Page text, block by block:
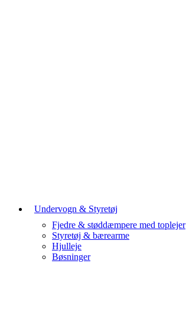
Undervogn & Styretøj
Fjedre & støddæmpere med toplejer
Styretøj & bærearme
Hjulleje
Bøsninger